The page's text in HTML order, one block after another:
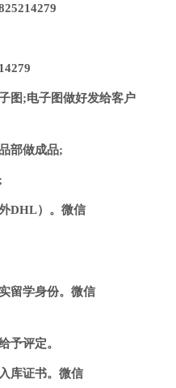
图;电子图做好发给客户
部做成品;
DHL）。微信
留学身份。微信
予评定。
库证书。微信